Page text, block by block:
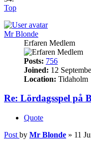
Top
Mr Blonde
Erfaren Medlem
Posts: 756
Joined: 12
Location: Tidaholm
Re: Lördagsspel på
Quote
Post by Mr Blonde » 11